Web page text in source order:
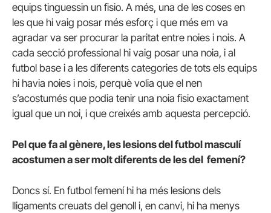
equips tinguessin un fisio. A més, una de les coses en
les que hi vaig posar més esforç i que més em va
agradar va ser procurar la paritat entre noies i nois. A
cada secció professional hi vaig posar una noia, i al
futbol base i a les diferents categories de tots els equips
hi havia noies i nois, perquè volia que el nen
s’acostumés que podia tenir una noia fisio exactament
igual que un noi, i que creixés amb aquesta percepció.
Pel que fa al gènere, les lesions del futbol masculí
acostumen a ser molt diferents de les del femení?
Doncs sí. En futbol femení hi ha més lesions dels
lligaments creuats del genoll i, en canvi, hi ha menys